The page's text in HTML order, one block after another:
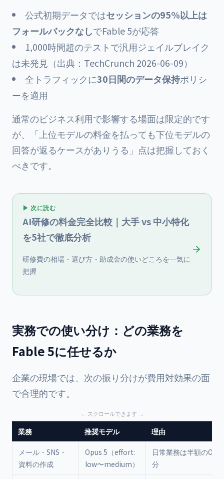
公式初期データではセッションの95%以上は
フォールバックなしでFable 5が応答
1,000時間超のテストで汎用ジェイルブレイク
は未発見（出典：TechCrunch 2026-06-09）
全トラフィックに30日間のデータ保持ポリシ
ーを適用
通常のビジネス利用で影響する場面は限定的です
が、「上位モデルの料金を払っても下位モデルの
回答が返るケースがありうる」点は把握しておく
べきです。
▶ 次に読む
AI研修の料金完全比較｜大手 vs 中小特化
を5社で徹底分析
研修費の相場・選び方・助成金の使いどころを一気に
把握
実務での使い分け：どの業務を
Fable 5に任せるか
企業の現場では、次の振り分けが費用対効果の面
で合理的です。
業務 推奨モデル 理由
メール・SNS・
資料の作成
Opus 5（effort:
low〜medium）
日常業務は半額の
分